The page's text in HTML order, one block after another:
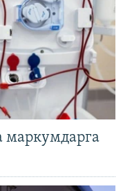
маркумдарга